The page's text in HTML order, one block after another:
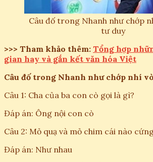
Câu đố trong Nhanh như chớp
tư duy
>>> Tham khảo thêm: Tổng hợp
gian hay và gắn kết văn hóa Việt
Câu đố trong Nhanh như chớp nhí
Câu 1: Cha của ba con cò gọi là gì?
Đáp án: Ông nội con cò
Câu 2: Mỏ quạ và mỏ chim cái nào
Đáp án: Như nhau